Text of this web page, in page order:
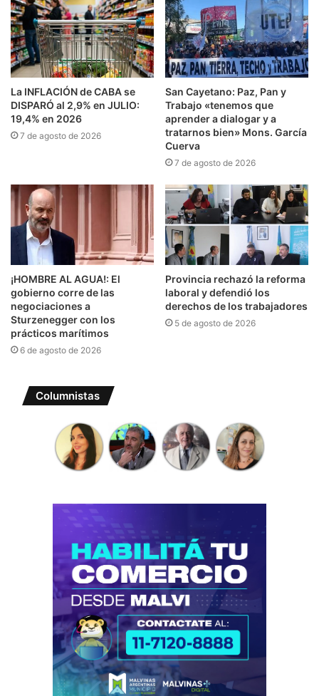
La INFLACIÓN de CABA se
DISPARÓ al 2,9% en JULIO:
19,4% en 2026
7 de agosto de 2026
San Cayetano: Paz, Pan y
Trabajo «tenemos que
aprender a dialogar y a
tratarnos bien» Mons. García
Cuerva
7 de agosto de 2026
¡HOMBRE AL AGUA!: El
gobierno corre de las
negociaciones a
Sturzenegger con los
prácticos marítimos
6 de agosto de 2026
Provincia rechazó la reforma
laboral y defendió los
derechos de los trabajadores
5 de agosto de 2026
Columnistas